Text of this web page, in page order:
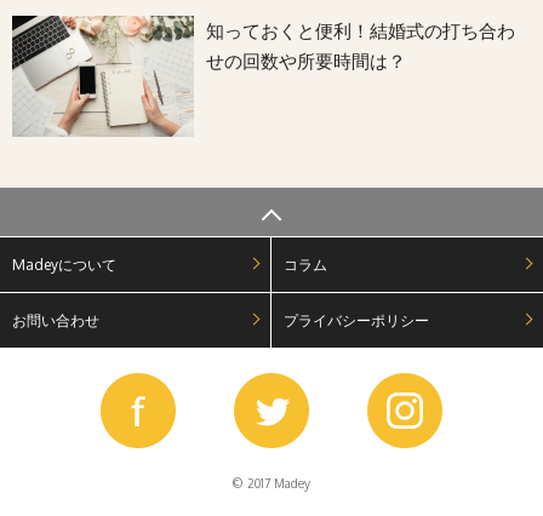
知っておくと便利！結婚式の打ち合わ
せの回数や所要時間は？
Madeyについて コラム
お問い合わせ プライバシーポリシー
© 2017 Madey